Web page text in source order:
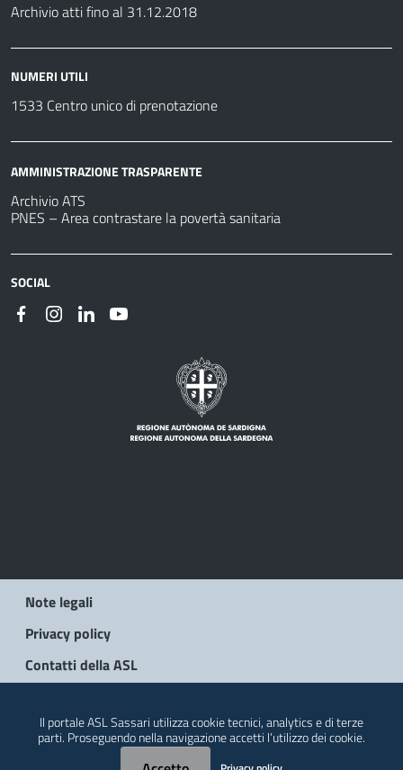
Archivio atti fino al 31.12.2018
NUMERI UTILI
1533 Centro unico di prenotazione
AMMINISTRAZIONE TRASPARENTE
Archivio ATS
PNES – Area contrastare la povertà sanitaria
SOCIAL
Note legali
Privacy policy
Contatti della ASL
Il portale ASL Sassari utilizza cookie tecnici, analytics e di terze
parti. Proseguendo nella navigazione accetti l’utilizzo dei cookie.